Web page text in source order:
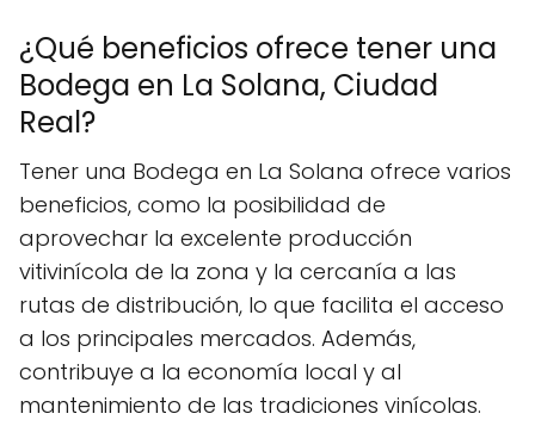
¿Qué beneficios ofrece tener una
Bodega en La Solana, Ciudad
Real?
Tener una Bodega en La Solana ofrece varios
beneficios, como la posibilidad de
aprovechar la excelente producción
vitivinícola de la zona y la cercanía a las
rutas de distribución, lo que facilita el acceso
a los principales mercados. Además,
contribuye a la economía local y al
mantenimiento de las tradiciones vinícolas.